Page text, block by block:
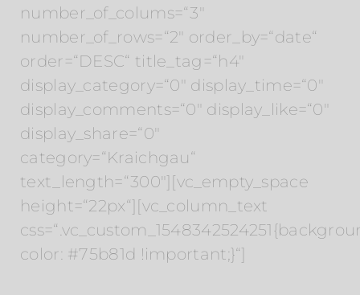
number_of_colums=“3″
number_of_rows=“2″ order_by=“date“
order=“DESC“ title_tag=“h4″
display_category=“0″ display_time=“0″
display_comments=“0″ display_like=“0″
display_share=“0″
category=“Kraichgau“
text_length=“300″][vc_empty_space
height=“22px“][vc_column_text
color: #75b81d !important;}“]